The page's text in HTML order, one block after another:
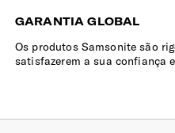
GARANTIA GLOBAL
Os produtos Samsonite são
satisfazerem a sua confiança